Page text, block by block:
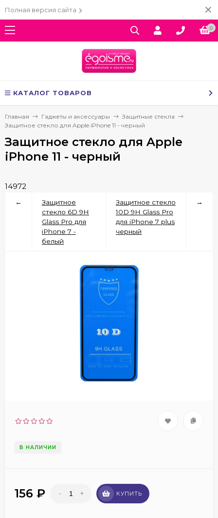
Полная версия сайта
0
КАТАЛОГ ТОВАРОВ
Главная Гаджеты и аксессуары
Защитные стекла
Защитное стекло для Apple iPhone 11 - черный
Защитное стекло для Apple
iPhone 11 - черный
14972
←
Защитное
стекло 6D 9H
Glass Pro для
iPhone 7 -
белый
Защитное стекло
10D 9H Glass Pro
для iPhone 7 plus
черный
→
В НАЛИЧИИ
156 ₽ - + КУПИТЬ